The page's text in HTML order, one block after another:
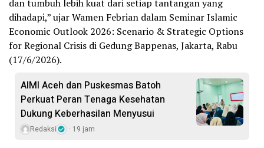
dan tumbuh lebih kuat dari setiap tantangan yang
dihadapi,” ujar Wamen Febrian dalam Seminar Islamic
Economic Outlook 2026: Scenario & Strategic Options
for Regional Crisis di Gedung Bappenas, Jakarta, Rabu
(17/6/2026).
AIMI Aceh dan Puskesmas Batoh
Perkuat Peran Tenaga Kesehatan
Dukung Keberhasilan Menyusui
Redaksi 19 jam